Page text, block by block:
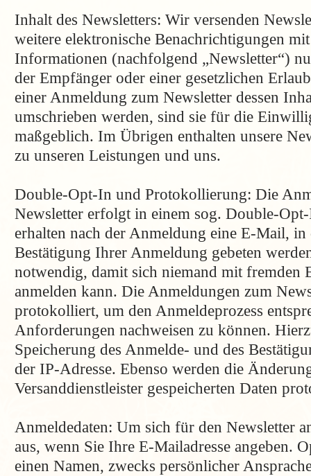
Inhalt des Newsletters: Wir versenden
weitere elektronische Benachrichtigungen
Informationen (nachfolgend „Newsletter“)
der Empfänger oder einer gesetzlichen
einer Anmeldung zum Newsletter dessen
umschrieben werden, sind sie für die
maßgeblich. Im Übrigen enthalten unsere
zu unseren Leistungen und uns.
Double-Opt-In und Protokollierung: Die
Newsletter erfolgt in einem sog. Double-
erhalten nach der Anmeldung eine E-Mail, in
Bestätigung Ihrer Anmeldung gebeten
notwendig, damit sich niemand mit fremden
anmelden kann. Die Anmeldungen zum
protokolliert, um den Anmeldeprozess
Anforderungen nachweisen zu können.
Speicherung des Anmelde- und des
der IP-Adresse. Ebenso werden die
Versanddienstleister gespeicherten Daten
Anmeldedaten: Um sich für den Newsletter
aus, wenn Sie Ihre E-Mailadresse angeben.
einen Namen, zwecks persönlicher